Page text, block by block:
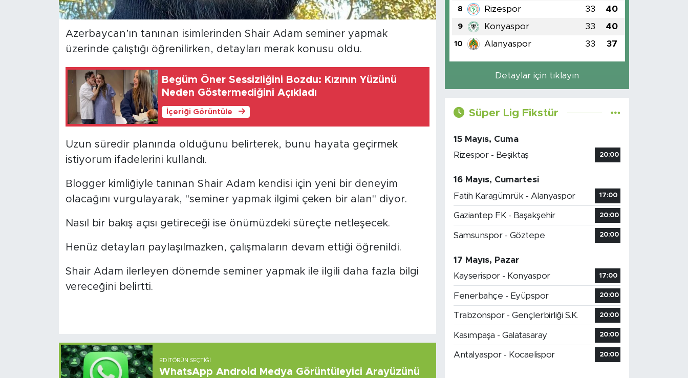
Azerbaycan’ın tanınan isimlerinden Shair Adam seminer yapmak
üzerinde çalıştığı öğrenilirken, detayları merak konusu oldu.
Begüm Öner Sessizliğini Bozdu: Kızının Yüzünü
Neden Göstermediğini Açıkladı
İçeriği Görüntüle
Uzun süredir planında olduğunu belirterek, bunu hayata geçirmek
istiyorum ifadelerini kullandı.
Blogger kimliğiyle tanınan Shair Adam kendisi için yeni bir deneyim
olacağını vurgulayarak, "seminer yapmak ilgimi çeken bir alan" diyor.
Nasıl bir bakış açısı getireceği ise önümüzdeki süreçte netleşecek.
Henüz detayları paylaşılmazken, çalışmaların devam ettiği öğrenildi.
Shair Adam ilerleyen dönemde seminer yapmak ile ilgili daha fazla bilgi
vereceğini belirtti.
EDITÖRÜN SEÇTIĞI
WhatsApp Android Medya Görüntüleyici Arayüzünü
8 Rizespor 33 40
9 Konyaspor 33 40
10 Alanyaspor 33 37
Detaylar için tıklayın
Süper Lig Fikstür
15 Mayıs, Cuma
Rizespor - Beşiktaş
20:00
16 Mayıs, Cumartesi
Fatih Karagümrük - Alanyaspor
17:00
Gaziantep FK - Başakşehir 20:00
Samsunspor - Göztepe 20:00
17 Mayıs, Pazar
Kayserispor - Konyaspor
17:00
Fenerbahçe - Eyüpspor 20:00
Trabzonspor - Gençlerbirliği S.K. 20:00
Kasımpaşa - Galatasaray 20:00
Antalyaspor - Kocaelispor 20:00